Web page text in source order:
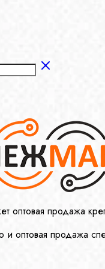
оптовая продажа
и оптовая продажа